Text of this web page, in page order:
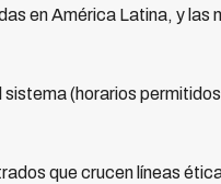
en América Latina, y las
(horarios
que crucen líneas